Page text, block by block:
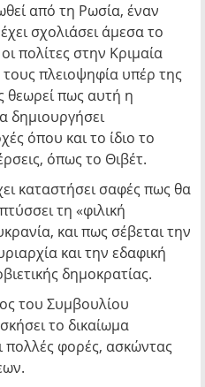
από τη Ρωσία, έναν
σχολιάσει άμεσα το
πολίτες στην Κριμαία
πλειοψηφία υπέρ της
θεωρεί πως αυτή η
δημιουργήσει
όπου και το ίδιο το
όπως το Θιβέτ.
καταστήσει σαφές πως θα
τη «φιλική
και πως σέβεται την
και την εδαφική
δημοκρατίας.
του Συμβουλίου
το δικαίωμα
πολλές φορές, ασκώντας